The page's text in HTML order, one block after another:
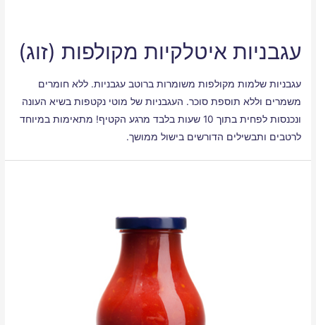
עגבניות איטלקיות מקולפות (זוג)
עגבניות שלמות מקולפות משומרות ברוטב עגבניות. ללא חומרים
משמרים וללא תוספת סוכר. העגבניות של מוטי נקטפות בשיא העונה
ונכנסות לפחית בתוך 10 שעות בלבד מרגע הקטיף! מתאימות במיוחד
לרטבים ותבשילים הדורשים בישול ממושך.